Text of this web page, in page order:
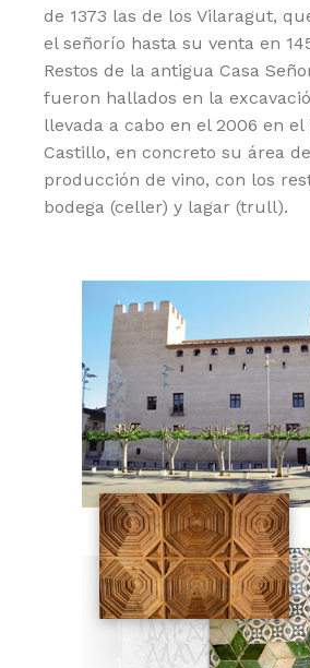
de 1373 las de los Vilaragut,
el señorío hasta su venta en
Restos de la antigua Casa
fueron hallados en la
llevada a cabo en el 2006 en
Castillo, en concreto su área
producción de vino, con los
bodega (celler) y lagar (trull).